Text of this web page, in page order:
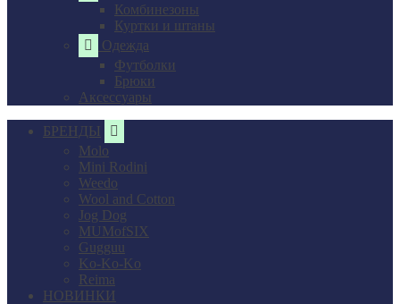
Комбинезоны
Куртки и штаны
Одежда
Футболки
Брюки
Аксессуары
БРЕНДЫ
Molo
Mini Rodini
Weedo
Wool and Cotton
Jog Dog
MUMofSIX
Gugguu
Ko-Ko-Ko
Reima
НОВИНКИ